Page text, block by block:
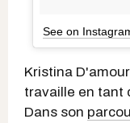
See on
Kristina
travaille en tant
Dans son